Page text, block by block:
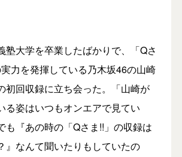
大学を卒業したばかりで、「Qさ
力を発揮している乃木坂46の山崎
初回収録に立ち会った。「山崎が
る姿はいつもオンエアで見てい
も『あの時の「Qさま!!」の収録は
』なんて聞いたりもしていたの